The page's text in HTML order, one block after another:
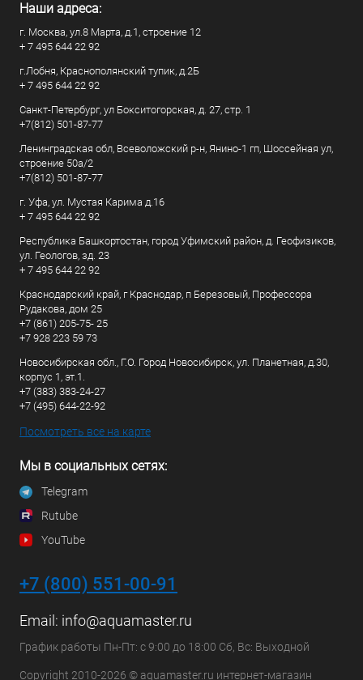
Наши адреса:
г. Москва, ул.8 Марта, д.1, строение 12
+ 7 495 644 22 92
г.Лобня, Краснополянский тупик, д.2Б
+ 7 495 644 22 92
Санкт-Петербург, ул Бокситогорская, д. 27, стр. 1
+7(812) 501-87-77
Ленинградская обл, Всеволожский р-н, Янино-1 гп, Шоссейная ул,
строение 50а/2
+7(812) 501-87-77
г. Уфа, ул. Мустая Карима д.16
+ 7 495 644 22 92
Республика Башкортостан, город Уфимский район, д. Геофизиков,
ул. Геологов, зд. 23
+ 7 495 644 22 92
Краснодарский край, г Краснодар, п Березовый, Профессора
Рудакова, дом 25
+7 (861) 205-75- 25
+7 928 223 59 73
Новосибирская обл., Г.О. Город Новосибирск, ул. Планетная, д.30,
корпус 1, эт.1.
+7 (383) 383-24-27
+7 (495) 644-22-92
Посмотреть все на карте
Мы в социальных сетях:
Telegram
Rutube
YouTube
+7 (800) 551-00-91
Email: info@aquamaster.ru
График работы Пн-Пт: с 9:00 до 18:00 Сб, Вс: Выходной
Copyright 2010-2026 © aquamaster.ru интернет-магазин